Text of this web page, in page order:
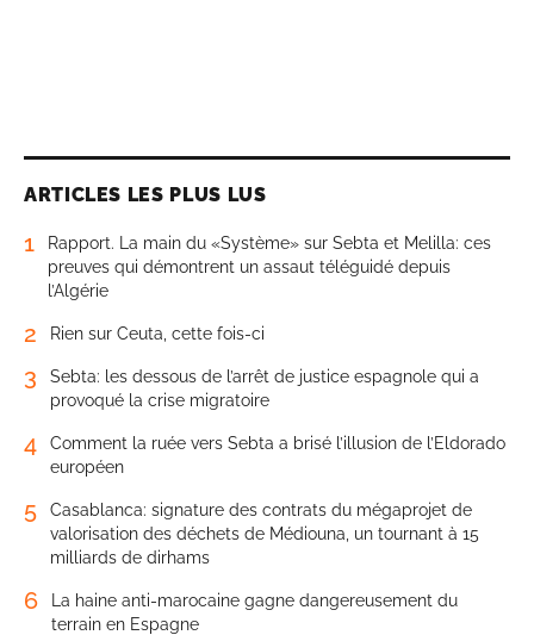
ARTICLES LES PLUS LUS
1
Rapport. La main du «Système» sur Sebta et Melilla: ces
preuves qui démontrent un assaut téléguidé depuis
l’Algérie
2 Rien sur Ceuta, cette fois-ci
3
Sebta: les dessous de l’arrêt de justice espagnole qui a
provoqué la crise migratoire
4
Comment la ruée vers Sebta a brisé l’illusion de l’Eldorado
européen
5
Casablanca: signature des contrats du mégaprojet de
valorisation des déchets de Médiouna, un tournant à 15
milliards de dirhams
6
La haine anti-marocaine gagne dangereusement du
terrain en Espagne